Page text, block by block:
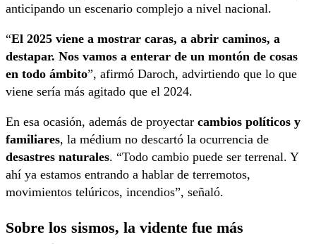
anticipando un escenario complejo a nivel nacional.
“El 2025 viene a mostrar caras, a abrir caminos, a
destapar. Nos vamos a enterar de un montón de cosas
en todo ámbito”, afirmó Daroch, advirtiendo que lo que
viene sería más agitado que el 2024.
En esa ocasión, además de proyectar cambios políticos y
familiares, la médium no descartó la ocurrencia de
desastres naturales. “Todo cambio puede ser terrenal. Y
ahí ya estamos entrando a hablar de terremotos,
movimientos telúricos, incendios”, señaló.
Sobre los sismos, la vidente fue más